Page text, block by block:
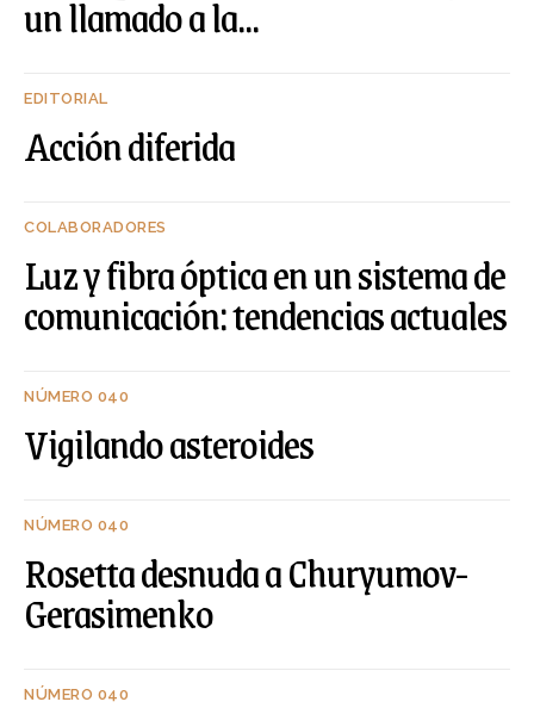
un llamado a la...
EDITORIAL
Acción diferida
COLABORADORES
Luz y fibra óptica en un sistema de
comunicación: tendencias actuales
NÚMERO 040
Vigilando asteroides
NÚMERO 040
Rosetta desnuda a Churyumov-
Gerasimenko
NÚMERO 040